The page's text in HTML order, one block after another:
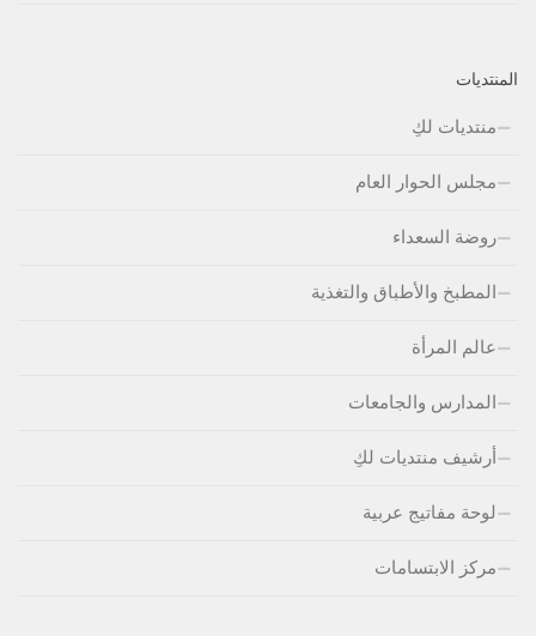
المنتديات
منتديات لكِ
مجلس الحوار العام
روضة السعداء
المطبخ والأطباق والتغذية
عالم المرأة
المدارس والجامعات
أرشيف منتديات لكِ
لوحة مفاتيج عربية
مركز الابتسامات